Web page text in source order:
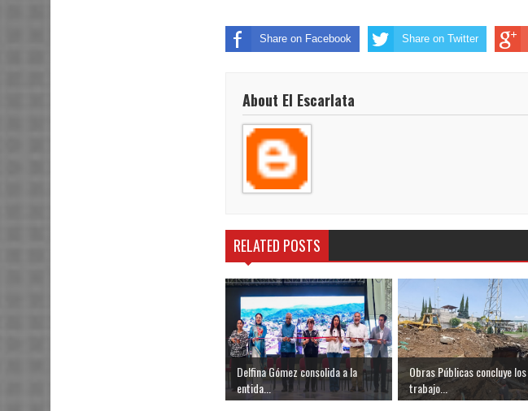
Share on Facebook Share on Twitter
About El Escarlata
RELATED POSTS
Delfina Gómez consolida a la
entida...
Obras Públicas concluye los
trabajo...